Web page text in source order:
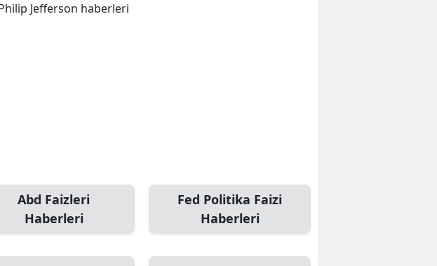
Jefferson haberleri
Abd Faizleri
Haberleri
Fed Politika Faizi
Haberleri